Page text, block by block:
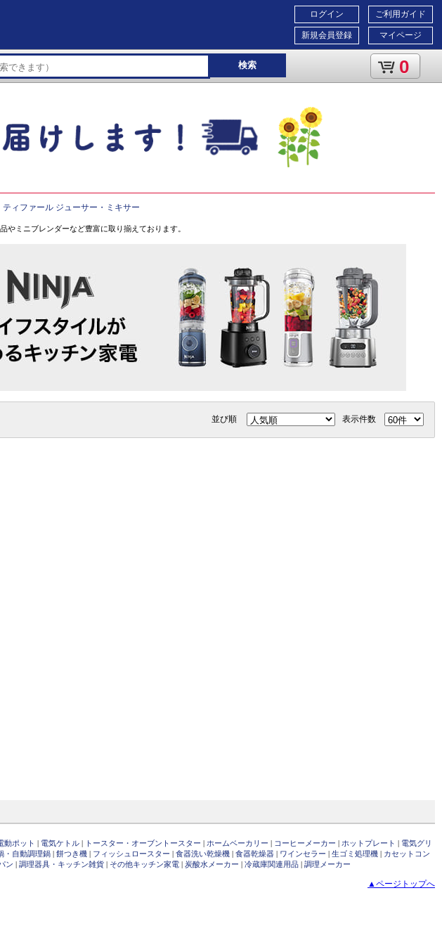
ご利用ガイド
マイページ
ログイン
新規会員登録
検索 0
ティファール ジューサー・ミキサー
やミニブレンダーなど豊富に取り揃えております。
並び順 表示件数
動ポット | 電気ケトル | トースター・オーブントースター | ホームベーカリー | コーヒーメーカー | ホットプレート | 電気グリ
・自動調理鍋 | 餅つき機 | フィッシュロースター | 食器洗い乾燥機 | 食器乾燥器 | ワインセラー | 生ゴミ処理機 | カセットコン
ン | 調理器具・キッチン雑貨 | その他キッチン家電 | 炭酸水メーカー | 冷蔵庫関連用品 | 調理メーカー
▲ページトップへ